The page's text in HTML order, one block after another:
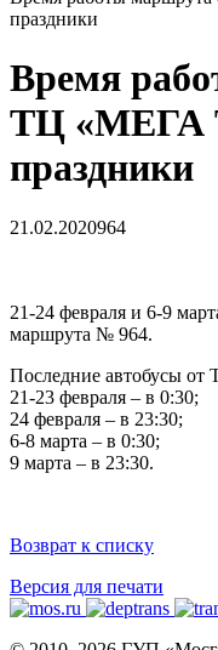
праздники
Время
ТЦ «МЕГА
праздники
21.02.2020964
21-24 февраля и 6-9
маршрута № 964.
Последние автобусы
21-23 февраля – в 0:30;
24 февраля – в 23:30;
6-8 марта – в 0:30;
9 марта – в 23:30.
Возврат к списку
Версия для печати